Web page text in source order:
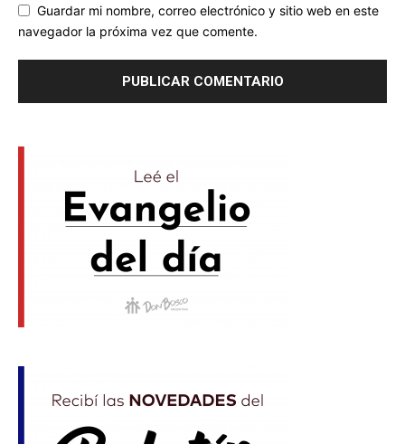
Guardar mi nombre, correo electrónico y sitio web en este
navegador la próxima vez que comente.